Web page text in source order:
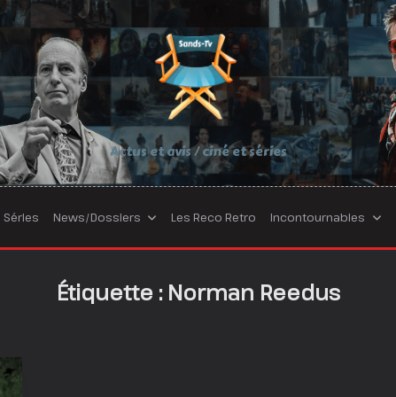
Actus et avis / ciné et séries
Séries News/Dossiers Les Reco Retro Incontournables
Étiquette : Norman Reedus